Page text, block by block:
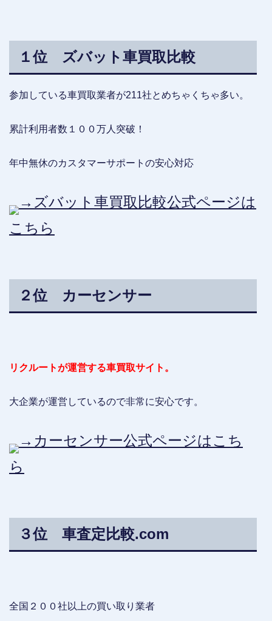
１位 ズバット車買取比較
参加している車買取業者が211社とめちゃくちゃ多い。
累計利用者数１００万人突破！
年中無休のカスタマーサポートの安心対応
→ズバット車買取比較公式ページは
こちら
２位 カーセンサー
リクルートが運営する車買取サイト。
大企業が運営しているので非常に安心です。
→カーセンサー公式ページはこち
ら
３位 車査定比較.com
全国２００社以上の買い取り業者